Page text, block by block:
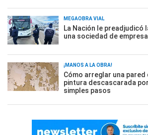
MEGAOBRA VIAL
La Nación le preadjudicó
una sociedad de
¡MANOS A LA OBRA!
Cómo arreglar una pared
pintura descascarada
simples pasos